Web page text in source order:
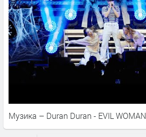
Музика – Duran Duran - EVIL WOMAN